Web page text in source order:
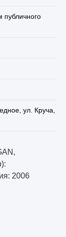
публичного
ул. Круча,
2006